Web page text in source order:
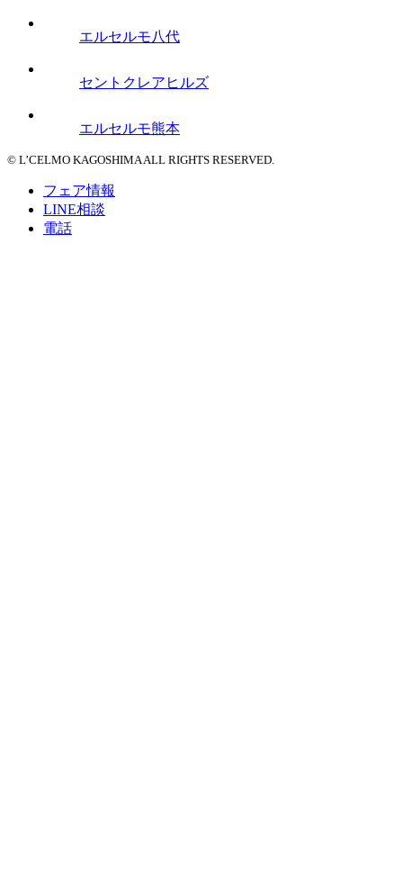
エルセルモ八代
セントクレアヒルズ
エルセルモ熊本
© L’CELMO KAGOSHIMA ALL RIGHTS RESERVED.
フェア情報
LINE相談
電話